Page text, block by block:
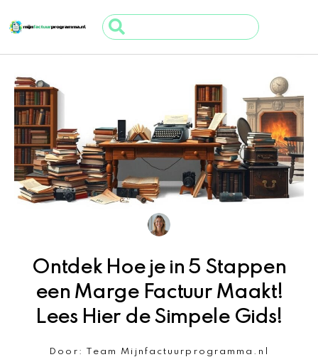
naar
de
inhoud
Search
...
Ontdek Hoe je in 5 Stappen
een Marge Factuur Maakt!
Lees Hier de Simpele Gids!
Door:
Team Mijnfactuurprogramma.nl